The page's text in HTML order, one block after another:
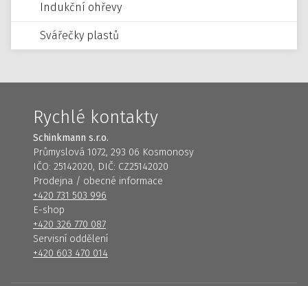
Indukční ohřevy
Svářečky plastů
Rychlé kontakty
Schinkmann s.r.o.
Průmyslová 1072, 293 06 Kosmonosy
IČO: 25142020, DIČ: CZ25142020
Prodejna / obecné informace
+420 731 503 996
E-shop
+420 326 770 087
Servisní oddělení
+420 603 470 014